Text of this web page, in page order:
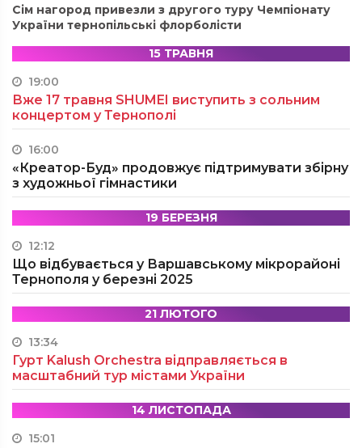
Сім нагород привезли з другого туру Чемпіонату
України тернопільські флорболісти
15 ТРАВНЯ
19:00
Вже 17 травня SHUMEI виступить з сольним
концертом у Тернополі
16:00
«Креатор-Буд» продовжує підтримувати збірну
з художньої гімнастики
19 БЕРЕЗНЯ
12:12
Що відбувається у Варшавському мікрорайоні
Тернополя у березні 2025
21 ЛЮТОГО
13:34
Гурт Kalush Orchestra відправляється в
масштабний тур містами України
14 ЛИСТОПАДА
15:01